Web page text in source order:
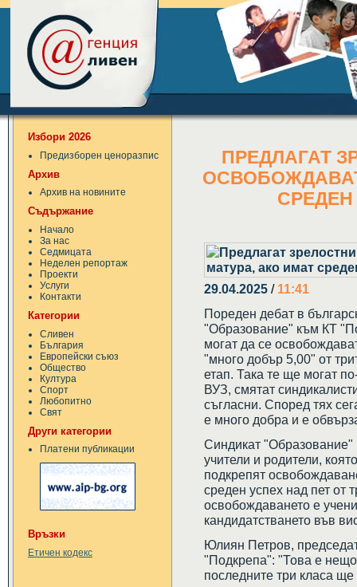
Избори 2026
Предизборен ценоразпис
Архив
Архив на новините
Съдържание
Начало
За нас
Седмицата
Неделен репортаж
Проекти
Услуги
Контакти
Категории
Сливен
България
Европейски съюз
Общество
Култура
Спорт
Любопитно
Свят
Други категории
Платени публикации
Връзки
Етичен кодекс
ПРЕДЛАГАТ
СРЕДЕН
29.04.2025 / 11:41
Пореден дебат в
"Образование" към КТ
могат да се
"много добър 5,00" от
етап. Така те ще могат
ВУЗ, смятат
съгласни. Според тях
е много добра и е
Синдикат "Образование"
учители и родители,
подкрепят
среден успех над пет от
освобождаването е
кандидатстването във
Юлиян Петров,
"Подкрепа": "Това е
последните три класа